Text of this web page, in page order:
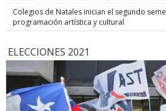
Colegios de Natales inician el segundo
programación artística y cultural
ELECCIONES 2021